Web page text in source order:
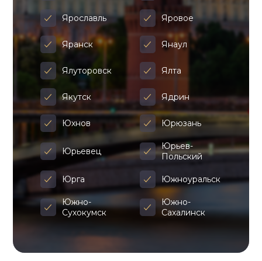
Ярославль Яровое
Яранск Янаул
Ялуторовск Ялта
Якутск Ядрин
Юхнов Юрюзань
Юрьевец
Юрьев-
Польский
Юрга Южноуральск
Южно-
Сухокумск
Южно-
Сахалинск